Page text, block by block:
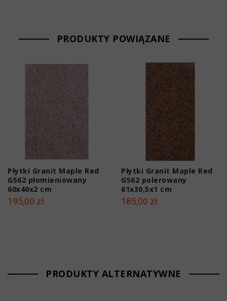
PRODUKTY POWIĄZANE
Płytki Granit Maple Red
G562 płomieniowany
60x40x2 cm
195,00 zł
Płytki Granit Maple Red
G562 polerowany
61x30,5x1 cm
185,00 zł
PRODUKTY ALTERNATYWNE